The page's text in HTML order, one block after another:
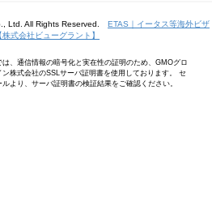
Ltd. All Rights Reserved. ETAS｜イータス等海外ビザ
式会社ビューグラント】
は、通信情報の暗号化と実在性の証明のため、GMOグロ
ン株式会社のSSLサーバ証明書を使用しております。 セ
ルより、サーバ証明書の検証結果をご確認ください。